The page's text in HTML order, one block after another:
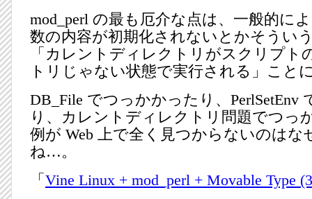
mod_perl の最も厄介な点は、一般的に
数の内容が初期化されないとかそうい
「カレントディレクトリがスクリプト
トリじゃない状態で実行される」こと
DB_File でつっかかったり、PerlSetEnv
り、カレントディレクトリ問題でつっ
例が Web 上で全く見つからないのはな
ね…。
「 Vine Linux + mod_perl + Movable Type